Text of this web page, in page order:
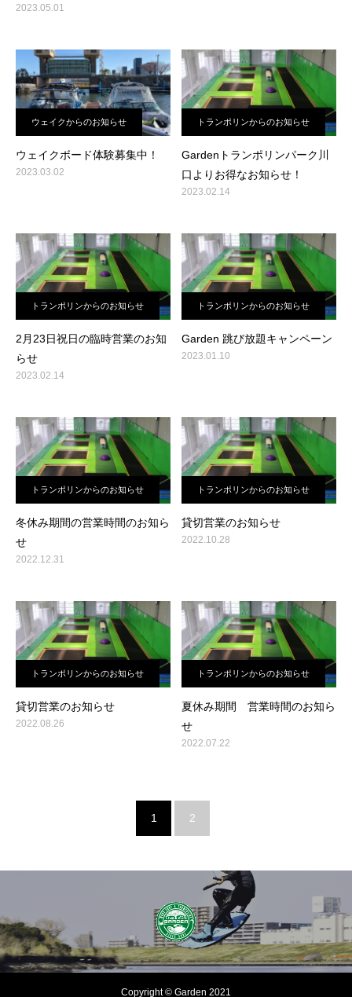
2023.05.01
ウェイクからのお知らせ
ウェイクボード体験募集中！
2023.03.02
トランポリンからのお知らせ
Gardenトランポリンパーク川
口よりお得なお知らせ！
2023.02.14
トランポリンからのお知らせ
2月23日祝日の臨時営業のお知
らせ
2023.02.14
トランポリンからのお知らせ
Garden 跳び放題キャンペーン
2023.01.10
トランポリンからのお知らせ
冬休み期間の営業時間のお知ら
せ
2022.12.31
トランポリンからのお知らせ
貸切営業のお知らせ
2022.10.28
トランポリンからのお知らせ
貸切営業のお知らせ
2022.08.26
トランポリンからのお知らせ
夏休み期間 営業時間のお知ら
せ
2022.07.22
1 2
Copyright © Garden 2021